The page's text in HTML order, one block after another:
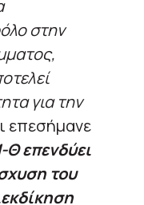
στην
για την
επεσήμανε
επενδύει
του